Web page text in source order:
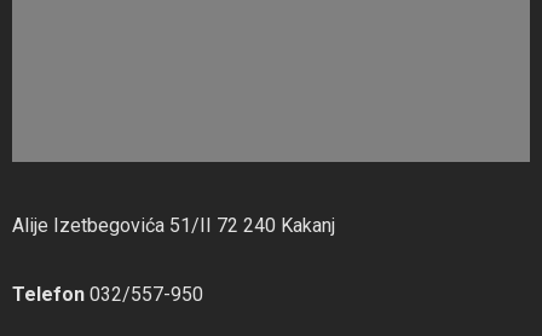
Alije Izetbegovića 51/II 72 240 Kakanj
Telefon 032/557-950